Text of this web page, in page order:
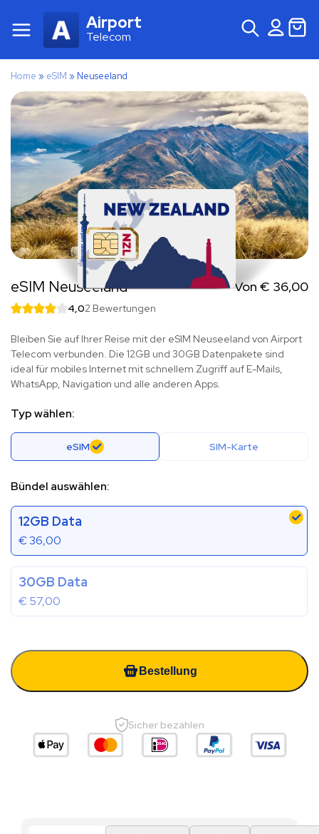
Airport
Telecom
Home » eSIM » Neuseeland
eSIM Neuseeland Von € 36,00
4,02 Bewertungen
Bleiben Sie auf Ihrer Reise mit der eSIM Neuseeland von Airport
Telecom verbunden. Die 12GB und 30GB Datenpakete sind
ideal für mobiles Internet mit schnellem Zugriff auf E-Mails,
WhatsApp, Navigation und alle anderen Apps.
Typ wählen:
eSIM SIM-Karte
Bündel auswählen:
12GB Data
€36,00
30GB Data
€57,00
Bestellung
Sicher bezahlen